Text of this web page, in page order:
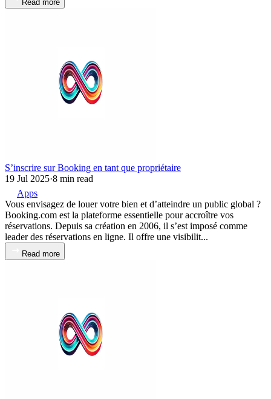
Read more
S’inscrire sur Booking en tant que propriétaire
19 Jul 2025·8 min read
Apps
Vous envisagez de louer votre bien et d’atteindre un public global ?
Booking.com est la plateforme essentielle pour accroître vos
réservations. Depuis sa création en 2006, il s’est imposé comme
leader des réservations en ligne. Il offre une visibilit...
Read more